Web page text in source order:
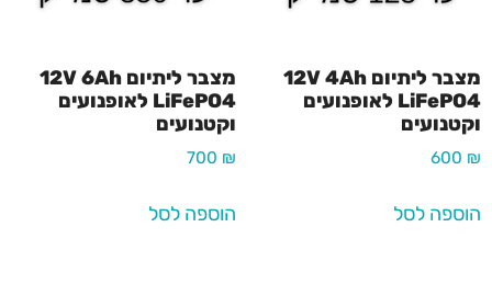
מצבר ליתיום 12V 4Ah
LiFePO4 לאופנועים
וקטנועים
600 ₪
הוספה לסל
מצבר ליתיום 12V 6Ah
LiFePO4 לאופנועים
וקטנועים
700 ₪
הוספה לסל